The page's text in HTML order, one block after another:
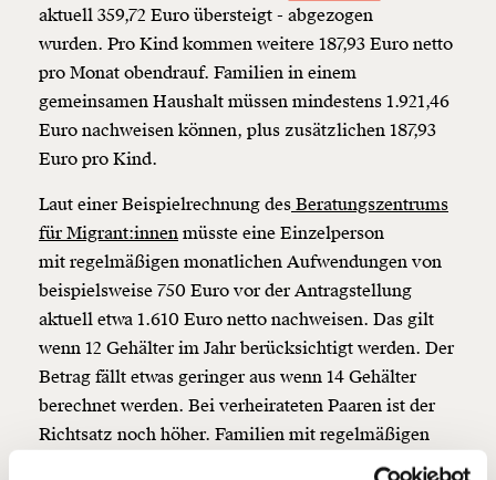
Veränderung
beginnt mit Dir!
Werde Fördermitgliedund wir können gemeinsam
unsere Wirtschaft so gestalten, dass sie für alle
funktioniert. Unsere Recherchen sind für alle frei im
Netz. Unabhängig und werbefrei. Und das wird auch
so bleiben. Kämpf’ mit uns für den Fortschritt und
unterstütze uns mit Deinem Mitgliedsbeitrag.
Du überweist lieber direkt?
Hier unsere IBAN: AT34 4300 0498 0007 6017
Kontoinhaber: Momentum Institut - Verein für
sozialen Fortschritt
aktuell 359,72 Euro übersteigt - abgezogen
wurden. Pro Kind kommen weitere 187,93 Euro netto
pro Monat obendrauf. Familien in einem
gemeinsamen Haushalt müssen mindestens 1.921,46
Euro nachweisen können, plus zusätzlichen 187,93
Euro pro Kind.
Laut einer Beispielrechnung des Beratungszentrums
für Migrant:innen müsste eine Einzelperson
mit regelmäßigen monatlichen Aufwendungen von
beispielsweise 750 Euro vor der Antragstellung
aktuell etwa 1.610 Euro netto nachweisen. Das gilt
wenn 12 Gehälter im Jahr berücksichtigt werden. Der
Betrag fällt etwas geringer aus wenn 14 Gehälter
berechnet werden. Bei verheirateten Paaren ist der
Richtsatz noch höher. Familien mit regelmäßigen